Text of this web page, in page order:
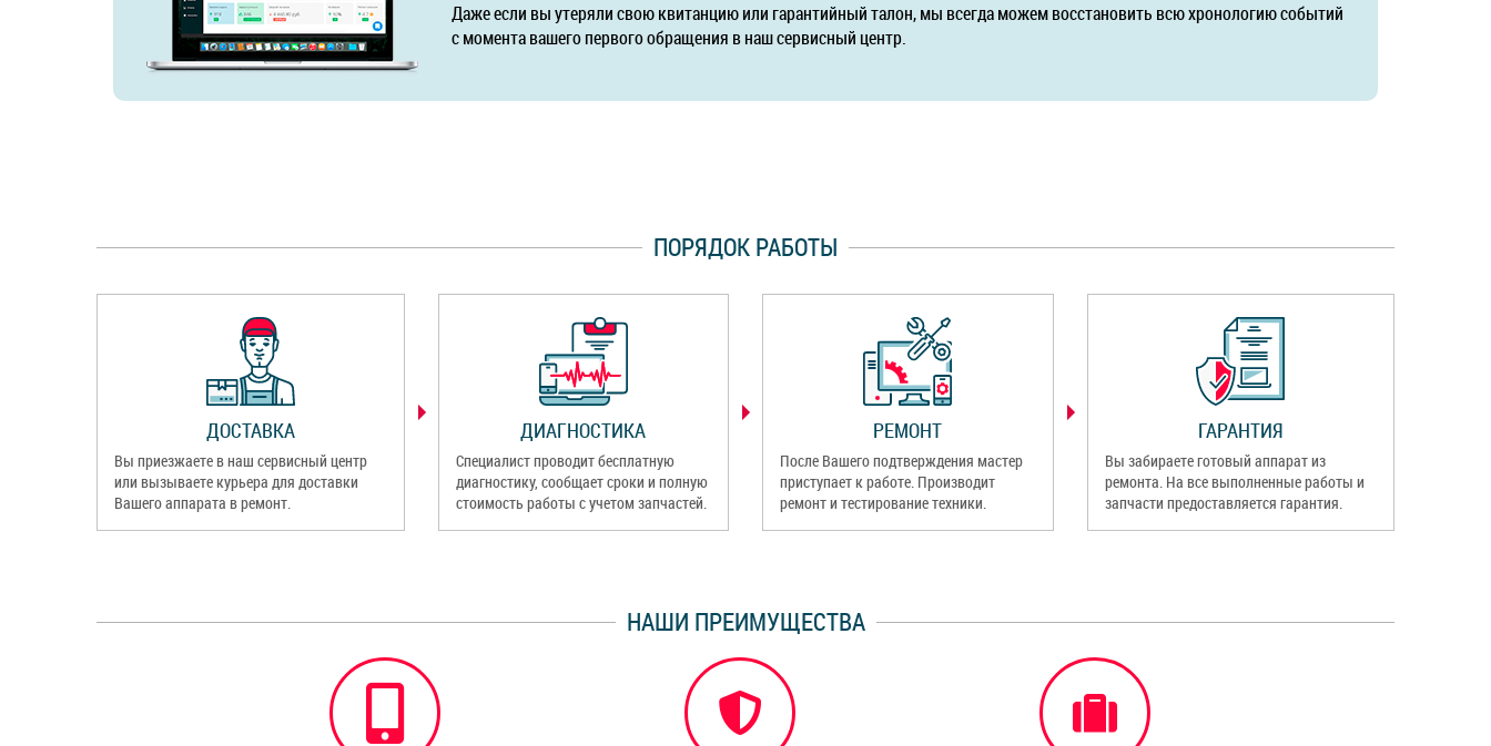
Даже если вы утеряли свою квитанцию или гарантийный талон, мы всегда можем восстановить всю хронологию событий
с момента вашего первого обращения в наш сервисный центр.
ПОРЯДОК РАБОТЫ
ДОСТАВКА
Вы приезжаете в наш сервисный центр
или вызываете курьера для доставки
Вашего аппарата в ремонт.
ДИАГНОСТИКА
Специалист проводит бесплатную
диагностику, сообщает сроки и полную
стоимость работы с учетом запчастей.
РЕМОНТ
После Вашего подтверждения мастер
приступает к работе. Производит
ремонт и тестирование техники.
ГАРАНТИЯ
Вы забираете готовый аппарат из
ремонта. На все выполненные работы и
запчасти предоставляется гарантия.
НАШИ ПРЕИМУЩЕСТВА